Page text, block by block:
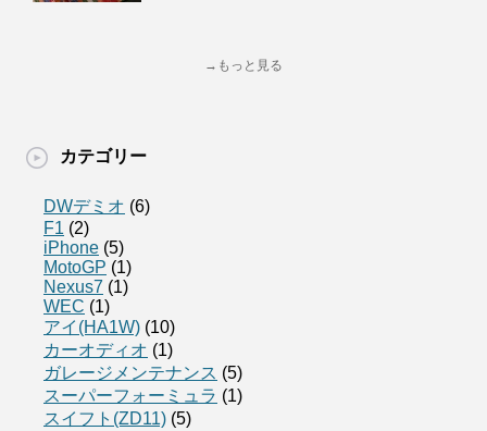
→もっと見る
カテゴリー
DWデミオ (6)
F1 (2)
iPhone (5)
MotoGP (1)
Nexus7 (1)
WEC (1)
アイ(HA1W) (10)
カーオディオ (1)
ガレージメンテナンス (5)
スーパーフォーミュラ (1)
スイフト(ZD11) (5)